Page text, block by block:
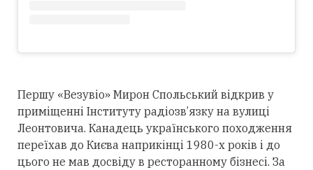
Першу «Везувіо» Мирон Спольський відкрив у
приміщенні Інституту радіозв’язку на вулиці
Леонтовича. Канадець українського походження
переїхав до Києва наприкінці 1980-х років і до
цього не мав досвіду в ресторанному бізнесі. За